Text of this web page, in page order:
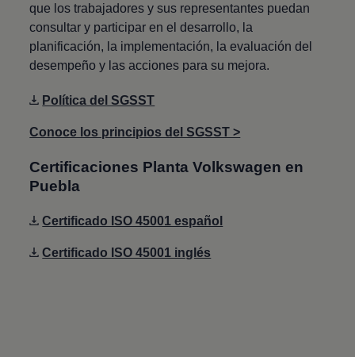
que los trabajadores y sus representantes puedan
consultar y participar en el desarrollo, la
planificación, la implementación, la evaluación del
desempeño y las acciones para su mejora.
Política del SGSST
Conoce los principios del SGSST >
Certificaciones Planta Volkswagen en
Puebla
Certificado ISO 45001 español
Certificado ISO 45001 inglés